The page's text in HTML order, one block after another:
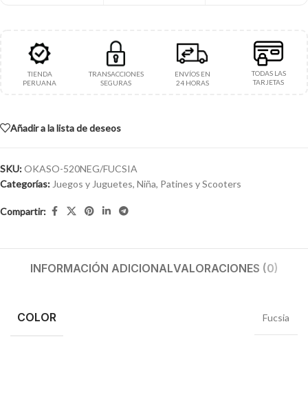
TIENDA
PERUANA
TRANSACCIONES
SEGURAS
ENVÍOS EN
24 HORAS
TODAS LAS
TARJETAS
Añadir a la lista de deseos
SKU:OKASO-520NEG/FUCSIA
Categorías: Juegos y Juguetes, Niña, Patines y Scooters
Compartir:
INFORMACIÓN ADICIONALVALORACIONES (0)
COLOR Fucsia